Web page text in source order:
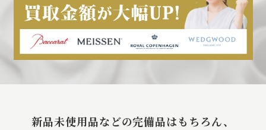
新品未使用品などの完備品はもちろん、